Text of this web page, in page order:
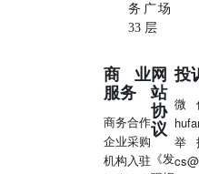
务广场
33 层
商业
服务
商务合作
企业采购
机构入驻
网
站
协
议
《发
投
微
举